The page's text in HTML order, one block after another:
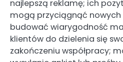
najlepszą reklamę; ich
mogą przyciągnąć nowych
budować wiarygodność
klientów do dzielenia się
zakończeniu współpracy;